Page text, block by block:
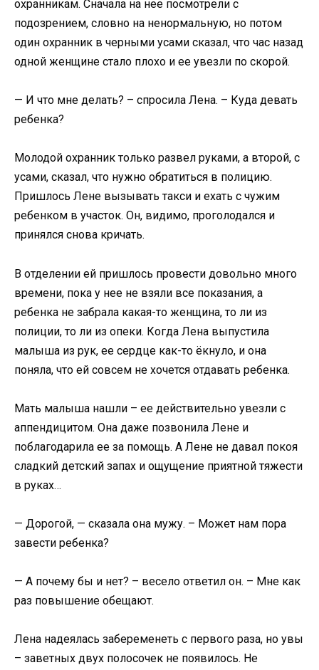
охранникам. Сначала на нее посмотрели с
подозрением, словно на ненормальную, но потом
один охранник в черными усами сказал, что час назад
одной женщине стало плохо и ее увезли по скорой.
— И что мне делать? – спросила Лена. – Куда девать
ребенка?
Молодой охранник только развел руками, а второй, с
усами, сказал, что нужно обратиться в полицию.
Пришлось Лене вызывать такси и ехать с чужим
ребенком в участок. Он, видимо, проголодался и
принялся снова кричать.
В отделении ей пришлось провести довольно много
времени, пока у нее не взяли все показания, а
ребенка не забрала какая-то женщина, то ли из
полиции, то ли из опеки. Когда Лена выпустила
малыша из рук, ее сердце как-то ёкнуло, и она
поняла, что ей совсем не хочется отдавать ребенка.
Мать малыша нашли – ее действительно увезли с
аппендицитом. Она даже позвонила Лене и
поблагодарила ее за помощь. А Лене не давал покоя
сладкий детский запах и ощущение приятной тяжести
в руках…
— Дорогой, — сказала она мужу. – Может нам пора
завести ребенка?
— А почему бы и нет? – весело ответил он. – Мне как
раз повышение обещают.
Лена надеялась забеременеть с первого раза, но увы
– заветных двух полосочек не появилось. Не